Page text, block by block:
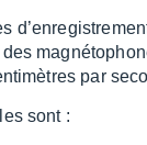
des
par
sont :